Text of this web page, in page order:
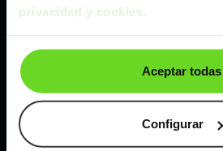
privacidad y cookies.
Aceptar todas
Configurar
Ver Renault Mégane de
Renault Mégane de segunda mano y ocasión
Coches de segunda mano y
localización